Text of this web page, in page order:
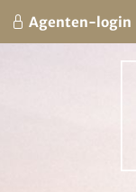
Agenten-login